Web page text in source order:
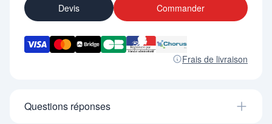
Devis Commander
Frais de livraison
Questions réponses